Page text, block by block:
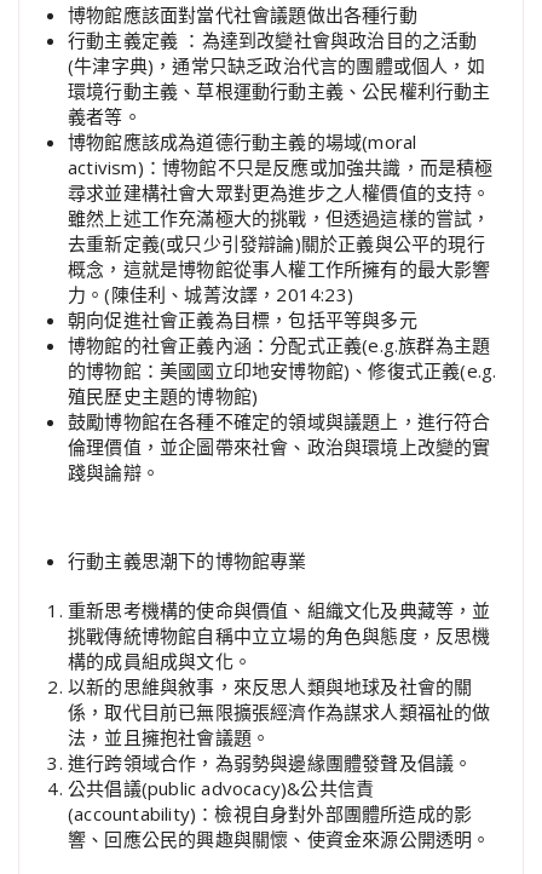
博物館應該面對當代社會議題做出各種行動
行動主義定義 ：為達到改變社會與政治目的之活動
(牛津字典)，通常只缺乏政治代言的團體或個人，如
環境行動主義、草根運動行動主義、公民權利行動主
義者等。
博物館應該成為道德行動主義的場域(moral
activism)：博物館不只是反應或加強共識，而是積極
尋求並建構社會大眾對更為進步之人權價值的支持。
雖然上述工作充滿極大的挑戰，但透過這樣的嘗試，
去重新定義(或只少引發辯論)關於正義與公平的現行
概念，這就是博物館從事人權工作所擁有的最大影響
力。(陳佳利、城菁汝譯，2014:23)
朝向促進社會正義為目標，包括平等與多元
博物館的社會正義內涵：分配式正義(e.g.族群為主題
的博物館：美國國立印地安博物館)、修復式正義(e.g.
殖民歷史主題的博物館)
鼓勵博物館在各種不確定的領域與議題上，進行符合
倫理價值，並企圖帶來社會、政治與環境上改變的實
踐與論辯。
行動主義思潮下的博物館專業
重新思考機構的使命與價值、組織文化及典藏等，並
挑戰傳統博物館自稱中立立場的角色與態度，反思機
構的成員組成與文化。
以新的思維與敘事，來反思人類與地球及社會的關
係，取代目前已無限擴張經濟作為謀求人類福祉的做
法，並且擁抱社會議題。
進行跨領域合作，為弱勢與邊緣團體發聲及倡議。
公共倡議(public advocacy)&公共信責
(accountability)：檢視自身對外部團體所造成的影
響、回應公民的興趣與關懷、使資金來源公開透明。